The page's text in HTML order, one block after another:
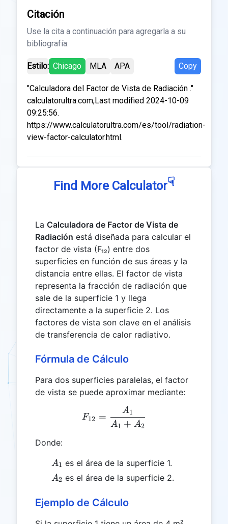
Citación
Use la cita a continuación para agregarla a su
bibliografía:
Estilo: Chicago MLA APA Copy
"Calculadora del Factor de Vista de Radiación ."
calculatorultra.com,Last modified 2024-10-09
09:25:56.
https://www.calculatorultra.com/es/tool/radiation-
view-factor-calculator.html.
Find More Calculator☟
La Calculadora de Factor de Vista de
Radiación está diseñada para calcular el
factor de vista (F₁₂) entre dos
superficies en función de sus áreas y la
distancia entre ellas. El factor de vista
representa la fracción de radiación que
sale de la superficie 1 y llega
directamente a la superficie 2. Los
factores de vista son clave en el análisis
de transferencia de calor radiativo.
Fórmula de Cálculo
Para dos superficies paralelas, el factor
de vista se puede aproximar mediante:
F₁₂ = \frac{A₁}{A₁ + A₂}
F12 =
A1 + A2
A1
Donde:
A₁
A1 es el área de la superficie 1.
A₂
A2 es el área de la superficie 2.
Ejemplo de Cálculo